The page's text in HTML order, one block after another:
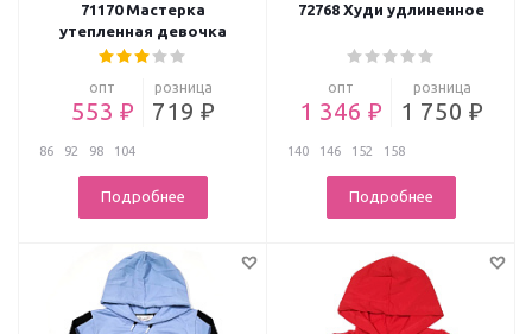
71170 Мастерка
утепленная девочка
опт
553 ₽
розница
719 ₽
86 92 98 104
Подробнее
72768 Худи удлиненное
опт
1 346 ₽
розница
1 750 ₽
140 146 152 158
Подробнее